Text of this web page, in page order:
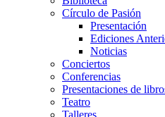
Círculo de Pasión
Presentación
Ediciones
Noticias
Conciertos
Conferencias
Presentaciones de
Teatro
Talleres